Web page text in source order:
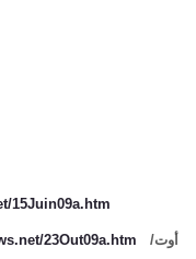
15Juin09a.htm
23Out09a.htm أوت/